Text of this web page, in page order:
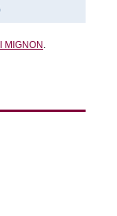
MIGNON.